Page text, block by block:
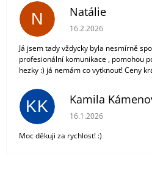
N Natálie
Hodnocení obchodu je 5
16.2.2026
Já jsem tady vždycky byla nesmírně
profesionální komunikace , pomohou
hezky :) já nemám co vytknout! Ceny
KK Kamila
Hodnocení obchodu je 5
16.1.2026
Moc děkuji za rychlost! :)